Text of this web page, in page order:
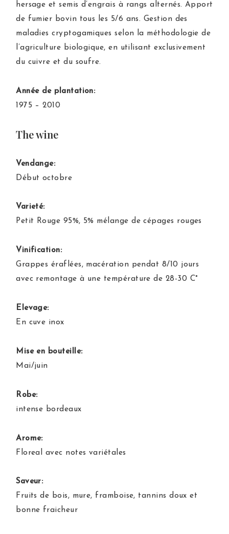
hersage et semis d’engrais à rangs alternés. Apport
de fumier bovin tous les 5/6 ans. Gestion des
maladies cryptogamiques selon la méthodologie de
l’agriculture biologique, en utilisant exclusivement
du cuivre et du soufre.
Année de plantation:
1975 – 2010
The wine
Vendange:
Début octobre
Varieté:
Petit Rouge 95%, 5% mélange de cépages rouges
Vinification:
Grappes éraflées, macération pendat 8/10 jours
avec remontage à une température de 28-30 C°
Elevage:
En cuve inox
Mise en bouteille:
Mai/juin
Robe:
intense bordeaux
Arome:
Floreal avec notes variétales
Saveur:
Fruits de bois, mure, framboise, tannins doux et
bonne fraicheur